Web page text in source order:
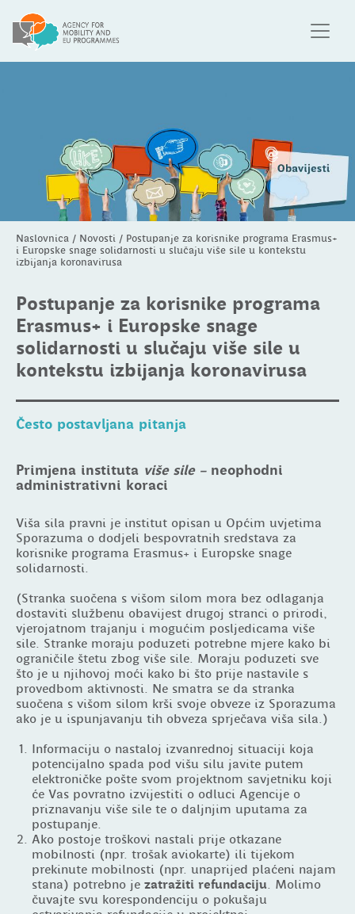
Naslovnica / Novosti / Postupanje za korisnike programa Erasmus+
i Europske snage solidarnosti u slučaju više sile u kontekstu
izbijanja koronavirusa
Postupanje za korisnike programa
Erasmus+ i Europske snage
solidarnosti u slučaju više sile u
kontekstu izbijanja koronavirusa
Često postavljana pitanja
Primjena instituta više sile – neophodni
administrativni koraci
Viša sila pravni je institut opisan u Općim uvjetima
Sporazuma o dodjeli bespovratnih sredstava za
korisnike programa Erasmus+ i Europske snage
solidarnosti.
(Stranka suočena s višom silom mora bez odlaganja
dostaviti službenu obavijest drugoj stranci o prirodi,
vjerojatnom trajanju i mogućim posljedicama više
sile. Stranke moraju poduzeti potrebne mjere kako bi
ograničile štetu zbog više sile. Moraju poduzeti sve
što je u njihovoj moći kako bi što prije nastavile s
provedbom aktivnosti. Ne smatra se da stranka
suočena s višom silom krši svoje obveze iz Sporazuma
ako je u ispunjavanju tih obveza sprječava viša sila.)
Informaciju o nastaloj izvanrednoj situaciji koja
potencijalno spada pod višu silu javite putem
elektroničke pošte svom projektnom savjetniku koji
će Vas povratno izvijestiti o odluci Agencije o
priznavanju više sile te o daljnjim uputama za
postupanje.
Ako postoje troškovi nastali prije otkazane
mobilnosti (npr. trošak aviokarte) ili tijekom
prekinute mobilnosti (npr. unaprijed plaćeni najam
stana) potrebno je zatražiti refundaciju. Molimo
čuvajte svu korespondenciju o pokušaju